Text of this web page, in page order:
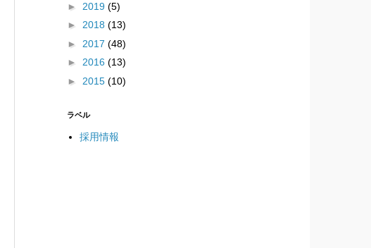
► 2019 (5)
► 2018 (13)
► 2017 (48)
► 2016 (13)
► 2015 (10)
ラベル
採用情報